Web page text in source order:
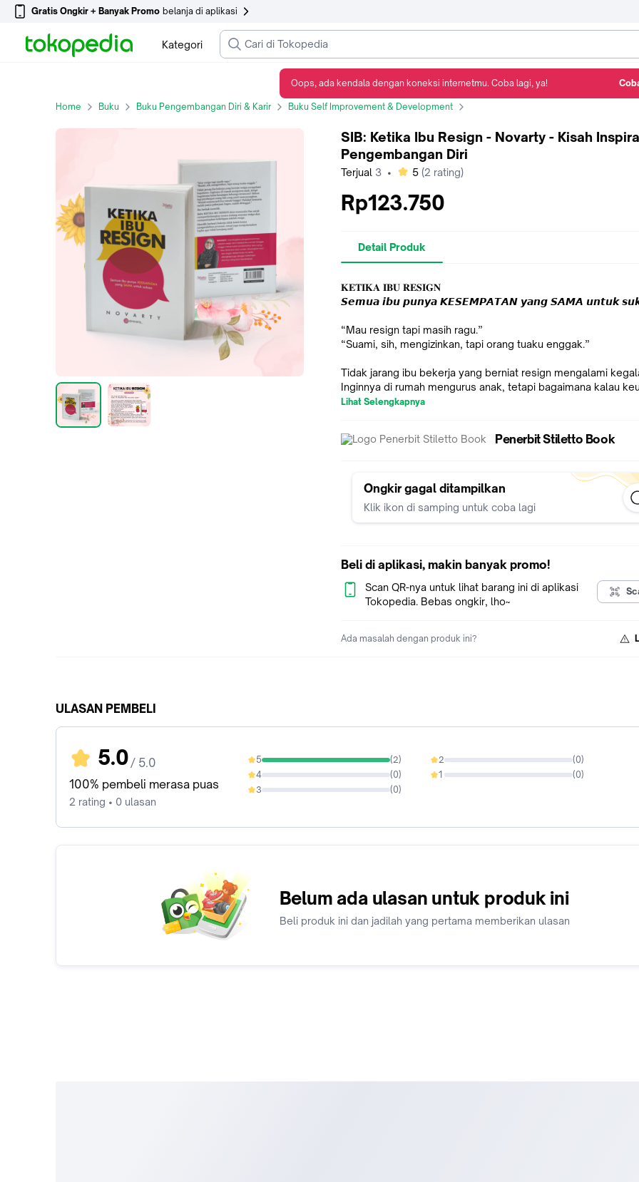
Gratis Ongkir + Banyak Promo belanja di aplikasi
Kategori
Home Buku Buku Pengembangan Diri & Karir Buku Self Improvement & Development
SIB: Ketika Ibu Resign - Novarty - Kisah
Pengembangan Diri
Terjual 3 • bintang
5 (2 rating)
Rp123.750
Detail Produk
𝐊𝐄𝐓𝐈𝐊𝐀 𝐈𝐁𝐔 𝐑𝐄𝐒𝐈𝐆𝐍
𝙎𝙚𝙢𝙪𝙖 𝙞𝙗𝙪 𝙥𝙪𝙣𝙮𝙖 𝙆𝙀𝙎𝙀𝙈𝙋𝘼𝙏𝘼𝙉 𝙮𝙖𝙣𝙜 𝙎𝘼𝙈𝘼 𝙪𝙣𝙩𝙪𝙠
“Mau resign tapi masih ragu.”
“Suami, sih, mengizinkan, tapi orang tuaku enggak.”
Tidak jarang ibu bekerja yang berniat resign mengalami
Inginnya di rumah mengurus anak, tetapi bagaimana kalau
keluarga terancam? Belum lagi pandangan orang lain yang
Ibu berhak memilih.
Buku KETIKA IBU RESIGN akan memandu Ibu untuk
mempertimbangkan secara matang rencana resign dan
mempersiapkan kehidupan setelah resign.
Apa pun pilihan Ibu, ingin tetap bekerja atau menjadi ibu rumah
tangga, keduanya sama-sama baik dan bisa sukses dengan
masing-masing.
ISBN: 978-623-409-220-2
Lihat Selengkapnya
Penerbit Stiletto Book
Ongkir gagal ditampilkan
Klik ikon di samping untuk coba lagi
Beli di aplikasi, makin banyak promo!
Scan QR-nya untuk lihat barang ini di aplikasi
Tokopedia. Bebas ongkir, lho~
Ada masalah dengan produk ini?
ULASAN PEMBELI
5.0 / 5.0
100% pembeli merasa puas
2 rating • 0 ulasan
5 (2)
100%
4 (0)
0%
3 (0)
0%
2 (0)
0%
1 (0)
0%
Belum ada ulasan untuk produk ini
Beli produk ini dan jadilah yang pertama memberikan ulasan
Oops, ada kendala dengan koneksi internetmu. Coba lagi, ya!